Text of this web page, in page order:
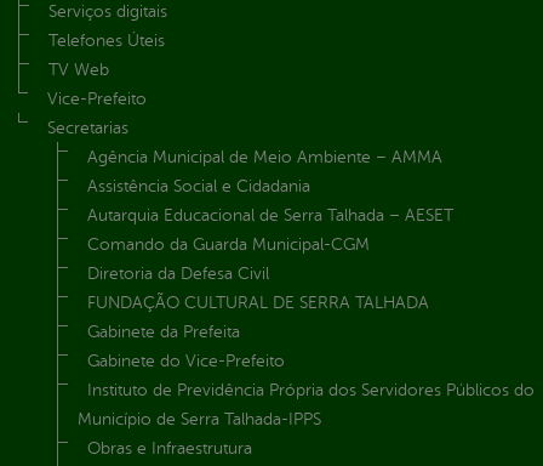
Serviços digitais
Telefones Úteis
TV Web
Vice-Prefeito
Secretarias
Agência Municipal de Meio Ambiente – AMMA
Assistência Social e Cidadania
Autarquia Educacional de Serra Talhada – AESET
Comando da Guarda Municipal-CGM
Diretoria da Defesa Civil
FUNDAÇÃO CULTURAL DE SERRA TALHADA
Gabinete da Prefeita
Gabinete do Vice-Prefeito
Instituto de Previdência Própria dos Servidores Públicos do
Município de Serra Talhada-IPPS
Obras e Infraestrutura